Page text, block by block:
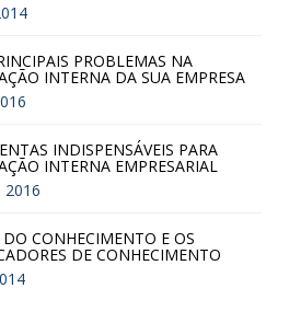
PROBLEMAS NA
INTERNA DA SUA EMPRESA
INDISPENSÁVEIS PARA
INTERNA EMPRESARIAL
2016
CONHECIMENTO E OS
DE CONHECIMENTO